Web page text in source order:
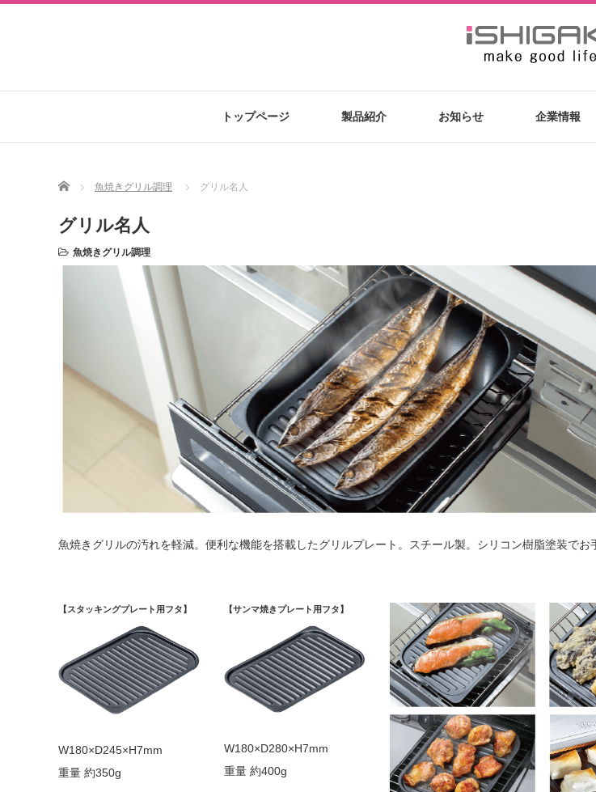
トップページ 製品紹介 お知らせ 企業情報
Home 魚焼きグリル調理 グリル名人
グリル名人
魚焼きグリル調理
魚焼きグリルの汚れを軽減。便利な機能を搭載したグリルプレート。スチール製。シリコン樹脂塗装でお
【スタッキングプレート用フタ】
W180×D245×H7mm
重量 約350g
【サンマ焼きプレート用フタ】
W180×D280×H7mm
重量 約400g